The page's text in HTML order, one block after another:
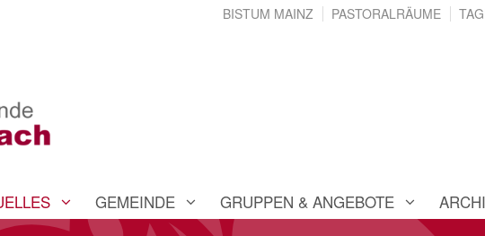
BISTUM MAINZ PASTORALRÄUME
GEMEINDE GRUPPEN & ANGEBOTE